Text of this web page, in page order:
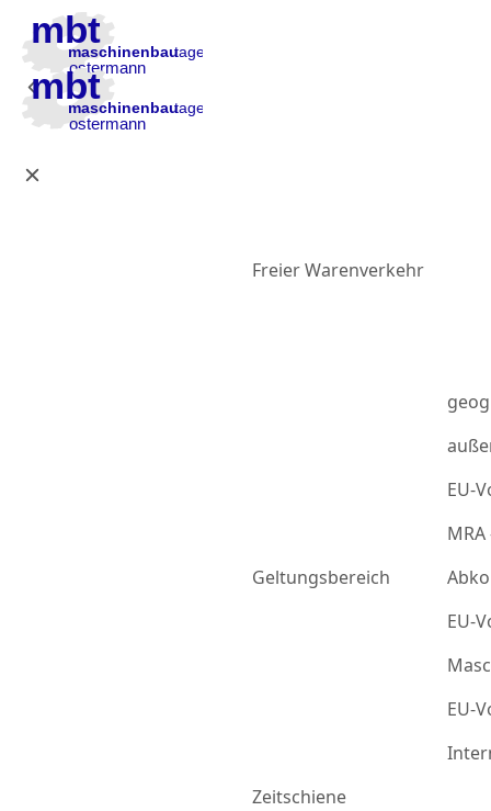
Zur Hauptnavigation
Zum Inhalt
Zur Fußzeile
Freier Warenverkehr
Geltungsbereich
EU-
EU-
EU-
Zeitschiene